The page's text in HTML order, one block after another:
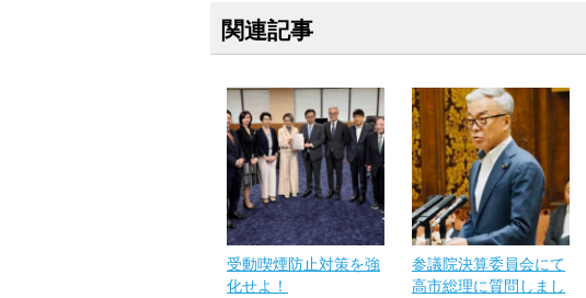
関連記事
受動喫煙防止対策を強
化せよ！
参議院決算委員会にて
高市総理に質問しまし